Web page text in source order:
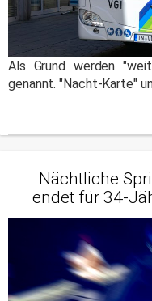
Als Grund werden
genannt. "Nacht-Karte"
Nächtliche
endet für 34-